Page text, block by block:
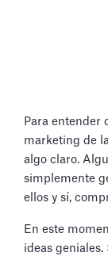
Para entender
marketing de
algo claro.
simplemente
ellos y sí,
En este
ideas